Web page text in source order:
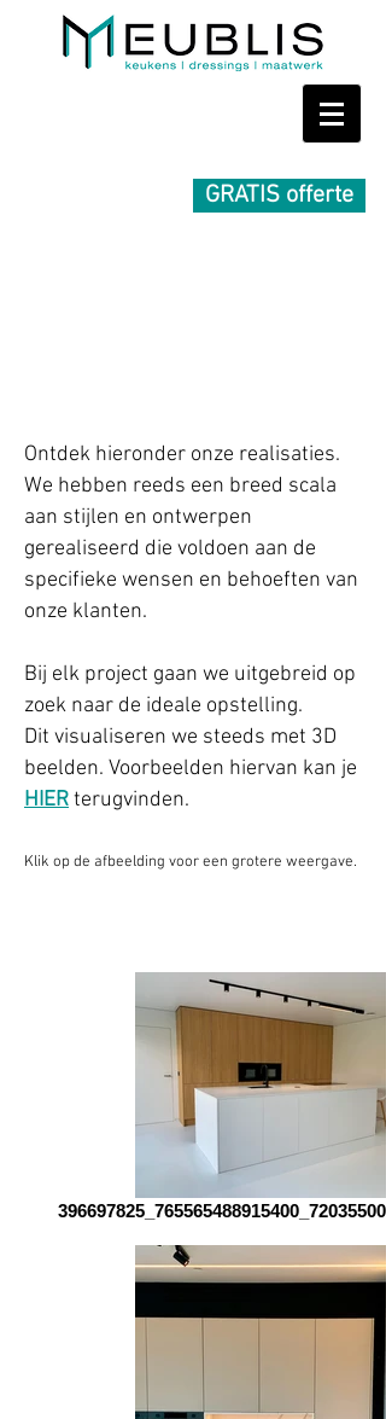
GRATIS offerte
Ontdek hieronder onze realisaties.
We hebben reeds een breed scala
aan stijlen en ontwerpen
gerealiseerd die voldoen aan de
specifieke wensen en behoeften van
onze klanten.
Bij elk project gaan we uitgebreid op
zoek naar de ideale opstelling.
Dit visualiseren we steeds met 3D
beelden. Voorbeelden hiervan kan je
HIERterugvinden.
Klik op de afbeelding voor een grotere weergave.